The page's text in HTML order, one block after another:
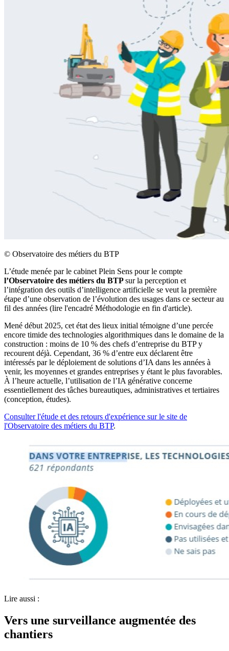
© Observatoire des métiers du BTP
L’étude menée par le cabinet Plein Sens pour le compte
l’Observatoire des métiers du BTPsur la perception et
l’intégration des outils d’intelligence artificielle se veut la première
étape d’une observation de l’évolution des usages dans ce secteur au
fil des années (lire l'encadré Méthodologie en fin d'article).
Mené début 2025, cet état des lieux initial témoigne d’une percée
encore timide des technologies algorithmiques dans le domaine de la
construction : moins de 10 % des chefs d’entreprise du BTP y
recourent déjà. Cependant, 36 % d’entre eux déclarent être
intéressés par le déploiement de solutions d’IA dans les années à
venir, les moyennes et grandes entreprises y étant le plus favorables.
À l’heure actuelle, l’utilisation de l’IA générative concerne
essentiellement des tâches bureautiques, administratives et tertiaires
(conception, études).
Consulter l'étude et des retours d'expérience sur le site de
l'Observatoire des métiers du BTP.
Lire aussi :
Vers une surveillance augmentée des
chantiers